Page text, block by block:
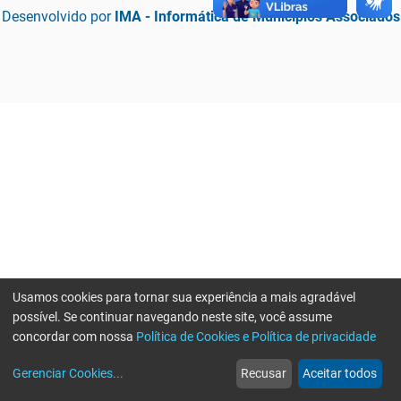
Desenvolvido por IMA - Informática de Municípios Associados
web
Notícias
more_horiz
Mais
Usamos cookies para tornar sua experiência a mais agradável
possível. Se continuar navegando neste site, você assume
concordar com nossa Política de Cookies e Política de privacidade
Gerenciar Cookies... Recusar Aceitar todos
Erro ao enviar informações, por favor tente novamente